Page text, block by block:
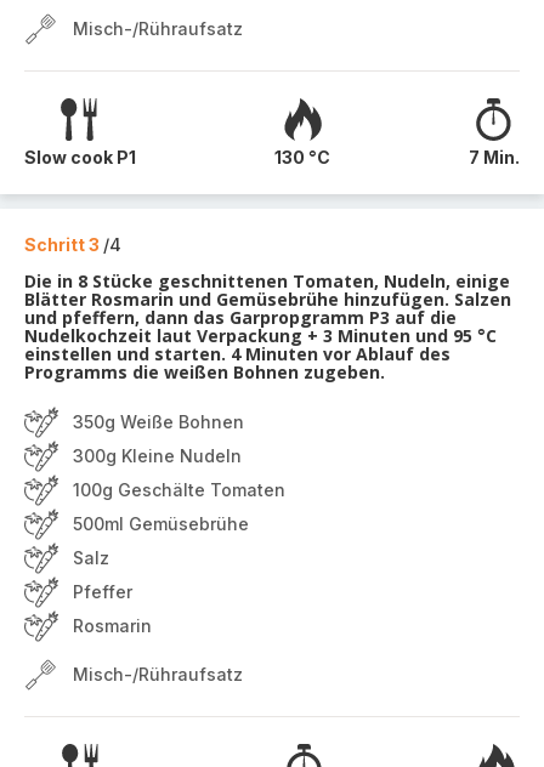
Misch-/Rühraufsatz
Slow cook P1 130 °C 7 Min.
Schritt 3 /4
Die in 8 Stücke geschnittenen Tomaten, Nudeln, einige
Blätter Rosmarin und Gemüsebrühe hinzufügen. Salzen
und pfeffern, dann das Garpropgramm P3 auf die
Nudelkochzeit laut Verpackung + 3 Minuten und 95 °C
einstellen und starten. 4 Minuten vor Ablauf des
Programms die weißen Bohnen zugeben.
350g Weiße Bohnen
300g Kleine Nudeln
100g Geschälte Tomaten
500ml Gemüsebrühe
Salz
Pfeffer
Rosmarin
Misch-/Rühraufsatz